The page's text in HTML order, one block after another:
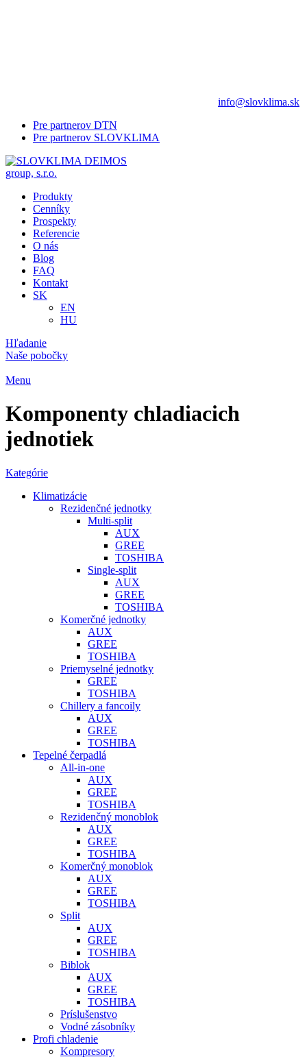
info@slovklima.sk
Pre partnerov DTN
Pre partnerov SLOVKLIMA
Produkty
Cenníky
Prospekty
Referencie
O nás
Blog
FAQ
Kontakt
SK
EN
HU
Hľadanie
Naše pobočky
Menu
Komponenty chladiacich
jednotiek
Kategórie
Klimatizácie
Rezidenčné jednotky
Multi-split
AUX
GREE
TOSHIBA
Single-split
AUX
GREE
TOSHIBA
Komerčné jednotky
AUX
GREE
TOSHIBA
Priemyselné jednotky
GREE
TOSHIBA
Chillery a fancoily
AUX
GREE
TOSHIBA
Tepelné čerpadlá
All-in-one
AUX
GREE
TOSHIBA
Rezidenčný monoblok
AUX
GREE
TOSHIBA
Komerčný monoblok
AUX
GREE
TOSHIBA
Split
AUX
GREE
TOSHIBA
Biblok
AUX
GREE
TOSHIBA
Príslušenstvo
Vodné zásobníky
Profi chladenie
Kompresory